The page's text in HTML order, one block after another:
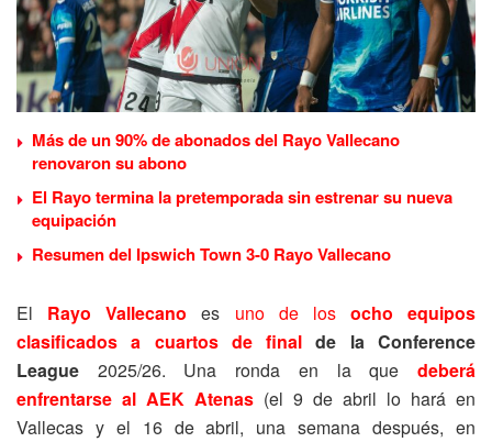
Más de un 90% de abonados del Rayo Vallecano
renovaron su abono
El Rayo termina la pretemporada sin estrenar su nueva
equipación
Resumen del Ipswich Town 3-0 Rayo Vallecano
El Rayo Vallecano es uno de los ocho equipos
clasificados a cuartos de final de la Conference
League 2025/26. Una ronda en la que deberá
enfrentarse al AEK Atenas (el 9 de abril lo hará en
Vallecas y el 16 de abril, una semana después, en